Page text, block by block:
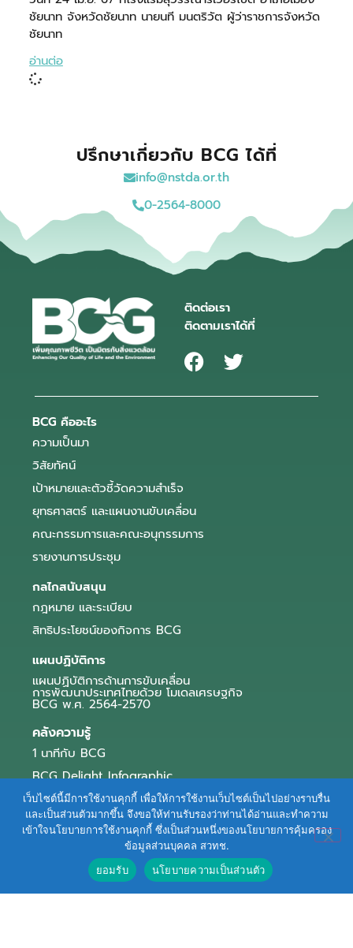
ชัยนาท จังหวัดชัยนาท นายนที มนตริวัต ผู้ว่าราชการจังหวัด
ชัยนาท
อ่านต่อ
ปรึกษาเกี่ยวกับ BCG ได้ที่
info@nstda.or.th
0-2564-8000
ติดต่อเรา
ติดตามเราได้ที่
BCG คืออะไร
ความเป็นมา
วิสัยทัศน์
เป้าหมายและตัวชี้วัดความสำเร็จ
ยุทธศาสตร์ และแผนงานขับเคลื่อน
คณะกรรมการและคณะอนุกรรมการ
รายงานการประชุม
กลไกสนับสนุน
กฎหมาย และระเบียบ
สิทธิประโยชน์ของกิจการ BCG
แผนปฏิบัติการ
แผนปฏิบัติการด้านการขับเคลื่อน
การพัฒนาประเทศไทยด้วย โมเดลเศรษฐกิจ
BCG พ.ศ. 2564-2570
คลังความรู้
1 นาทีกับ BCG
BCG Delight Infographic
สื่อประชาสัมพันธ์
e-Book Series
ตัวอย่างธุรกิจ BCG
ข่าวและบทความ
เว็บไซต์นี้มีการใช้งานคุกกี้ เพื่อให้การใช้งานเว็บไซต์เป็นไปอย่างราบรื่น
และเป็นส่วนตัวมากขึ้น จึงขอให้ท่านรับรองว่าท่านได้อ่านและทำความ
เข้าใจนโยบายการใช้งานคุกกี้ ซึ่งเป็นส่วนหนึ่งของนโยบายการคุ้มครอง
ข้อมูลส่วนบุคคล สวทช.
ยอมรับ
นโยบายความเป็นส่วนตัว